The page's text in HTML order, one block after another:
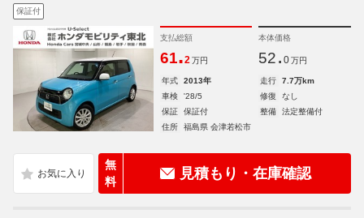
保証付
支払総額
61.2 万円
本体価格
52. 0 万円
年式 2013年 走行
7.7万km
車検
'28/5 修復
なし
保証
保証付 整備
法定整備付
住所
福島県 会津若松市
無
料
見積もり・在庫確認